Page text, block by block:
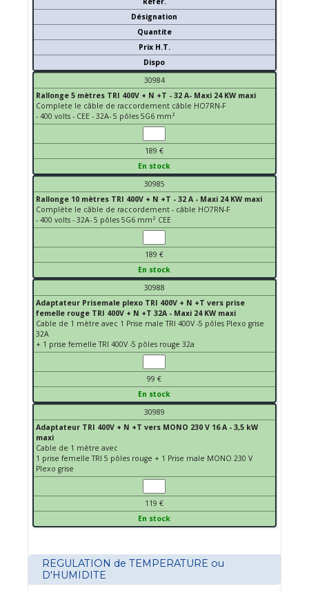
Désignation
Quantite
Prix H.T.
Dispo
30984
Rallonge 5 mètres TRI 400V + N +T - 32 A- Maxi 24 KW maxi
Complete le câble de raccordement câble HO7RN-F
- 400 volts - CEE - 32A- 5 pôles 5G6 mm²
189 €
En stock
30985
Rallonge 10 mètres TRI 400V + N +T - 32 A - Maxi 24 KW maxi
Complète le câble de raccordement - câble HO7RN-F
- 400 volts - 32A- 5 pôles 5G6 mm² CEE
189 €
En stock
30988
Adaptateur Prisemale plexo TRI 400V + N +T vers prise
femelle rouge TRI 400V + N +T 32A - Maxi 24 KW maxi
Cable de 1 mètre avec 1 Prise male TRI 400V -5 pôles Plexo grise
32A
+ 1 prise femelle TRI 400V -5 pôles rouge 32a
99 €
En stock
30989
Adaptateur TRI 400V + N +T vers MONO 230 V 16 A - 3,5 kW
maxi
Cable de 1 mètre avec
1 prise femelle TRI 5 pôles rouge + 1 Prise male MONO 230 V
Plexo grise
119 €
En stock
REGULATION de TEMPERATURE ou
D'HUMIDITE